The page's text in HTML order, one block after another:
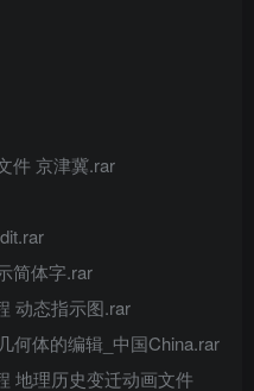
件 京津冀.rar
简体字.rar
动态指示图.rar
何体的编辑_中国China.rar
地理历史变迁动画文件